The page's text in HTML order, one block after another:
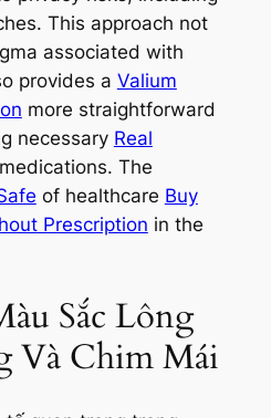
This approach not
associated with
provides a Valium
more straightforward
necessary Real
medications. The
of healthcare Buy
Prescription in the
Sắc Lông
Và Chim Mái